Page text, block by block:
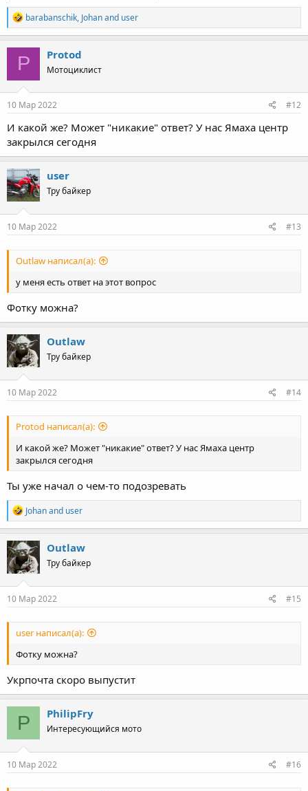
R
e
a
c
t
o
n
s
barabanschik, Johanand user
P Protod
Мотоциклист
10 Мар 2022 #12
И какой же? Может "никакие" ответ? У нас Ямаха центр
закрылся сегодня
user
Тру байкер
10 Мар 2022 #13
Outlaw написал(а):
у меня есть ответ на этот вопрос
Фотку можна?
Outlaw
Тру байкер
10 Мар 2022 #14
Protod написал(а):
И какой же? Может "никакие" ответ? У нас Ямаха центр
закрылся сегодня
Ты уже начал о чем-то подозревать
R
e
a
c
t
i
o
n
s
Johanand user
Outlaw
Тру байкер
10 Мар 2022 #15
user написал(а):
Фотку можна?
Укрпочта скоро выпустит
P PhilipFry
Интересующийся мото
10 Мар 2022 #16